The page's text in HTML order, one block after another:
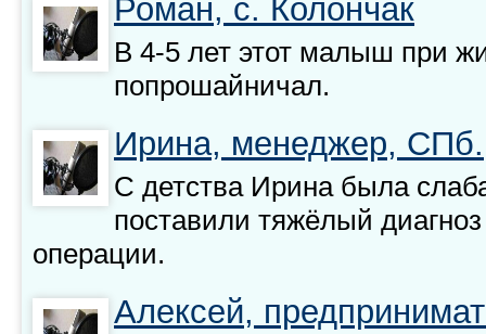
Роман, с. Колончак
В 4-5 лет этот малыш при
попрошайничал.
Ирина, менеджер, СПб.
С детства Ирина была
поставили тяжёлый
операции.
Алексей,